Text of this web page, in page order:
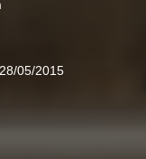
05/2015